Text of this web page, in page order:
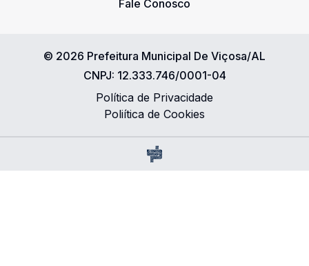
Fale Conosco
© 2026 Prefeitura Municipal De Viçosa/AL
CNPJ: 12.333.746/0001-04
Política de Privacidade
Poliítica de Cookies